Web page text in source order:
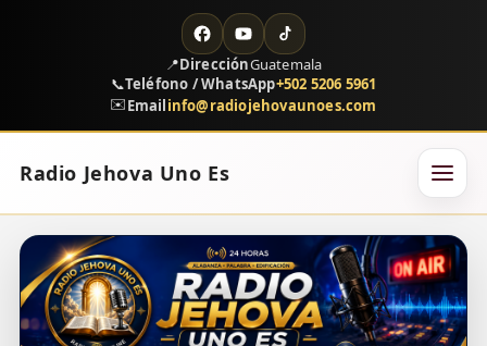
📍DirecciónGuatemala
📞Teléfono / WhatsApp+502 5206 5961
✉️Emailinfo@radiojehovaunoes.com
Radio Jehova Uno Es